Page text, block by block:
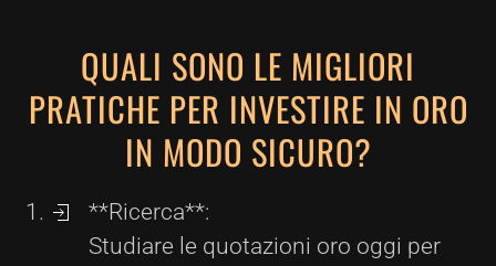
QUALI SONO LE MIGLIORI
PRATICHE PER INVESTIRE IN ORO
IN MODO SICURO?
**Ricerca**:
Studiare le quotazioni oro oggi per